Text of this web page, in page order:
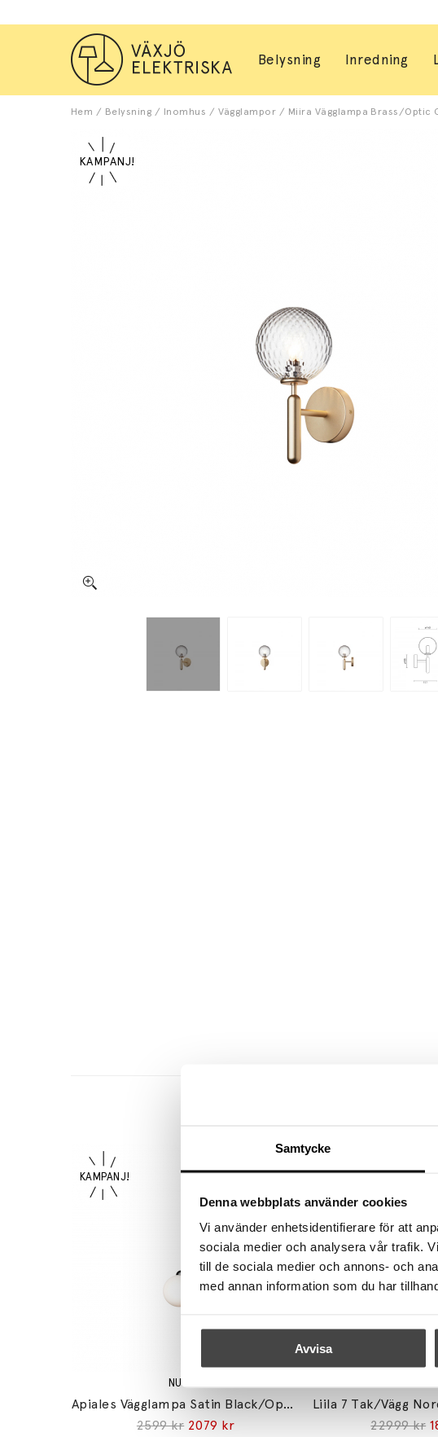
Samtycke
Denna webbplats använder cookies
Vi använder enhetsidentifierare för att
sociala medier och analysera vår trafik.
till de sociala medier och annons- och
med annan information som du har
Avvisa
Belysning Inredning
Hem / Belysning / Inomhus / Vägglampor / Miira Vägglampa Brass/Optic
NUURA
Apiales Vägglampa Satin Black/Opal White
2599 kr 2079 kr
22999 kr